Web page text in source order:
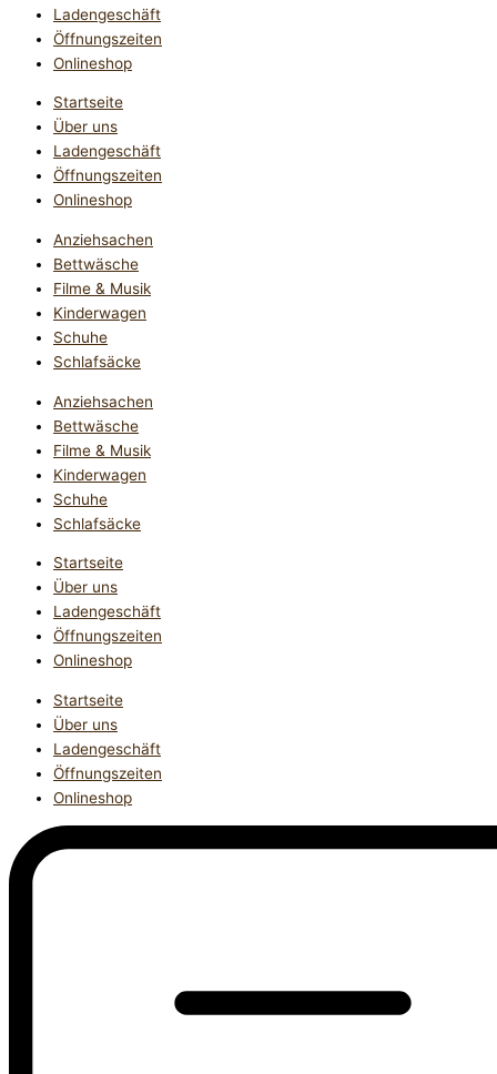
Ladengeschäft
Öffnungszeiten
Onlineshop
Startseite
Über uns
Ladengeschäft
Öffnungszeiten
Onlineshop
Anziehsachen
Bettwäsche
Filme & Musik
Kinderwagen
Schuhe
Schlafsäcke
Anziehsachen
Bettwäsche
Filme & Musik
Kinderwagen
Schuhe
Schlafsäcke
Startseite
Über uns
Ladengeschäft
Öffnungszeiten
Onlineshop
Startseite
Über uns
Ladengeschäft
Öffnungszeiten
Onlineshop